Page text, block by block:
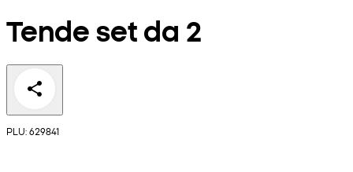
Tende set da 2
PLU: 629841